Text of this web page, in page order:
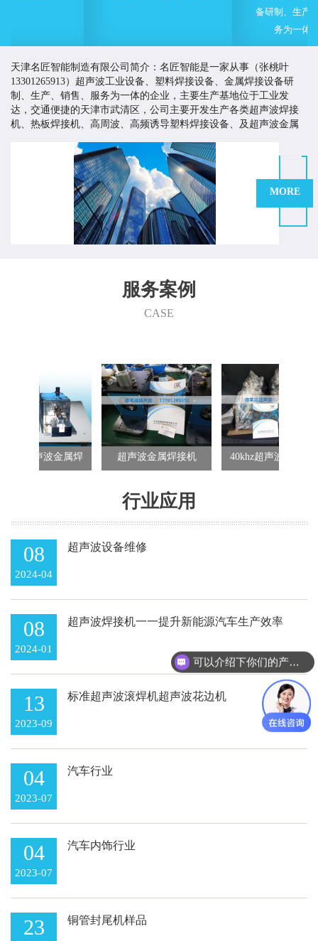
备研制、生产、销售、服
天津名匠智能制造有限公司简介：名匠智能是一家从事（张桃叶
13301265913）超声波工业设备、塑料焊接设备、金属焊接设备研
制、生产、销售、服务为一体的企业，主要生产基地位于工业发
达，交通便捷的天津市武清区，公司主要开发生产各类超声波焊接
机、热板焊接机、高周波、高频诱导塑料焊接设备、及超声波金属
名匠智能一直致力于为客户提供有价值的塑料焊接与超声波
应用解决方案，以高品质的产品来提高客户市场竞争力，创造客户
价值。多年来，名匠智能持续改进生产工艺、严格控制产品质量、
不断加大技术开发的力度和投入，并积极引进技术，制造技术质量
优越的产品，为国内外客商提供多方面多途径的产品与服务。
们的产品在家电行业、汽车行业、电子行业、航天航空、精密五
金、包装行业、玩具行业、纺织行业等的各类产品制造中都得到了
成功的使用。 快捷、可靠、经济、清洁和美观，德莱诚为您在这个
MORE
服务案例
CASE
超声波金属焊接机 40khz超声波金属焊接
行业应用
08
2024-04
超声波设备维修
08
2024-01
超声波焊接机一一提升新能源汽车生产效率
13
2023-09
标准超声波滚焊机超声波花边机
04
2023-07
汽车行业
04
2023-07
汽车内饰行业
23 铜管封尾机样品
可以介绍下你们的产品么